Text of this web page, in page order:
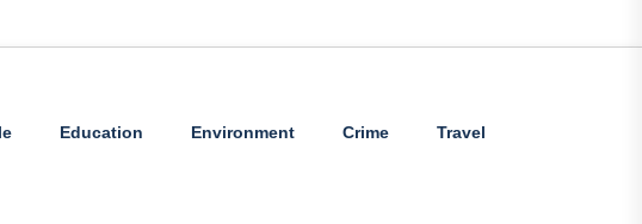
Education Environment Crime Travel